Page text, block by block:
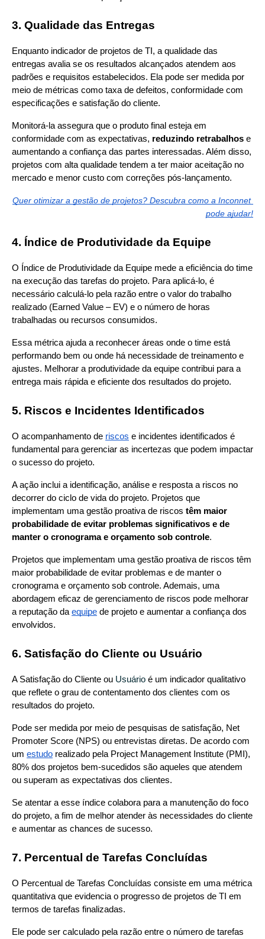
3. Qualidade das Entregas
Enquanto indicador de projetos de TI, a qualidade das
entregas avalia se os resultados alcançados atendem aos
padrões e requisitos estabelecidos. Ela pode ser medida por
meio de métricas como taxa de defeitos, conformidade com
especificações e satisfação do cliente.
Monitorá-la assegura que o produto final esteja em
conformidade com as expectativas, reduzindo retrabalhos e
aumentando a confiança das partes interessadas. Além disso,
projetos com alta qualidade tendem a ter maior aceitação no
mercado e menor custo com correções pós-lançamento.
Quer otimizar a gestão de projetos? Descubra como a Inconnet
pode ajudar!
4. Índice de Produtividade da Equipe
O Índice de Produtividade da Equipe mede a eficiência do time
na execução das tarefas do projeto. Para aplicá-lo, é
necessário calculá-lo pela razão entre o valor do trabalho
realizado (Earned Value – EV) e o número de horas
trabalhadas ou recursos consumidos.
Essa métrica ajuda a reconhecer áreas onde o time está
performando bem ou onde há necessidade de treinamento e
ajustes. Melhorar a produtividade da equipe contribui para a
entrega mais rápida e eficiente dos resultados do projeto.
5. Riscos e Incidentes Identificados
O acompanhamento de riscos e incidentes identificados é
fundamental para gerenciar as incertezas que podem impactar
o sucesso do projeto.
A ação inclui a identificação, análise e resposta a riscos no
decorrer do ciclo de vida do projeto. Projetos que
implementam uma gestão proativa de riscos têm maior
probabilidade de evitar problemas significativos e de
manter o cronograma e orçamento sob controle.
Projetos que implementam uma gestão proativa de riscos têm
maior probabilidade de evitar problemas e de manter o
cronograma e orçamento sob controle. Ademais, uma
abordagem eficaz de gerenciamento de riscos pode melhorar
a reputação da equipe de projeto e aumentar a confiança dos
envolvidos.
6. Satisfação do Cliente ou Usuário
A Satisfação do Cliente ou Usuário é um indicador qualitativo
que reflete o grau de contentamento dos clientes com os
resultados do projeto.
Pode ser medida por meio de pesquisas de satisfação, Net
Promoter Score (NPS) ou entrevistas diretas. De acordo com
um estudo realizado pela Project Management Institute (PMI),
80% dos projetos bem-sucedidos são aqueles que atendem
ou superam as expectativas dos clientes.
Se atentar a esse índice colabora para a manutenção do foco
do projeto, a fim de melhor atender às necessidades do cliente
e aumentar as chances de sucesso.
7. Percentual de Tarefas Concluídas
O Percentual de Tarefas Concluídas consiste em uma métrica
quantitativa que evidencia o progresso de projetos de TI em
termos de tarefas finalizadas.
Ele pode ser calculado pela razão entre o número de tarefas